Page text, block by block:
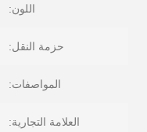
اللون:
حزمة النقل:
المواصفات:
العلامة التجارية: